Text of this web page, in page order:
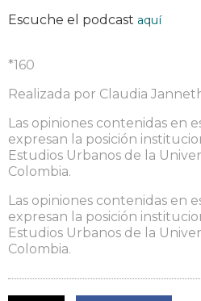
Escuche el podcast aquí
*160
Realizada por Claudia
Las opiniones contenidas en
expresan la posición
Estudios Urbanos de la
Colombia.
Las opiniones contenidas en
expresan la posición
Estudios Urbanos de la
Colombia.